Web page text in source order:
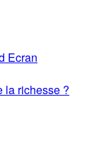
Ecran
la richesse ?